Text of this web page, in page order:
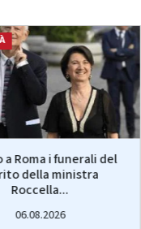
a Roma i funerali del
della ministra
Roccella...
06.08.2026